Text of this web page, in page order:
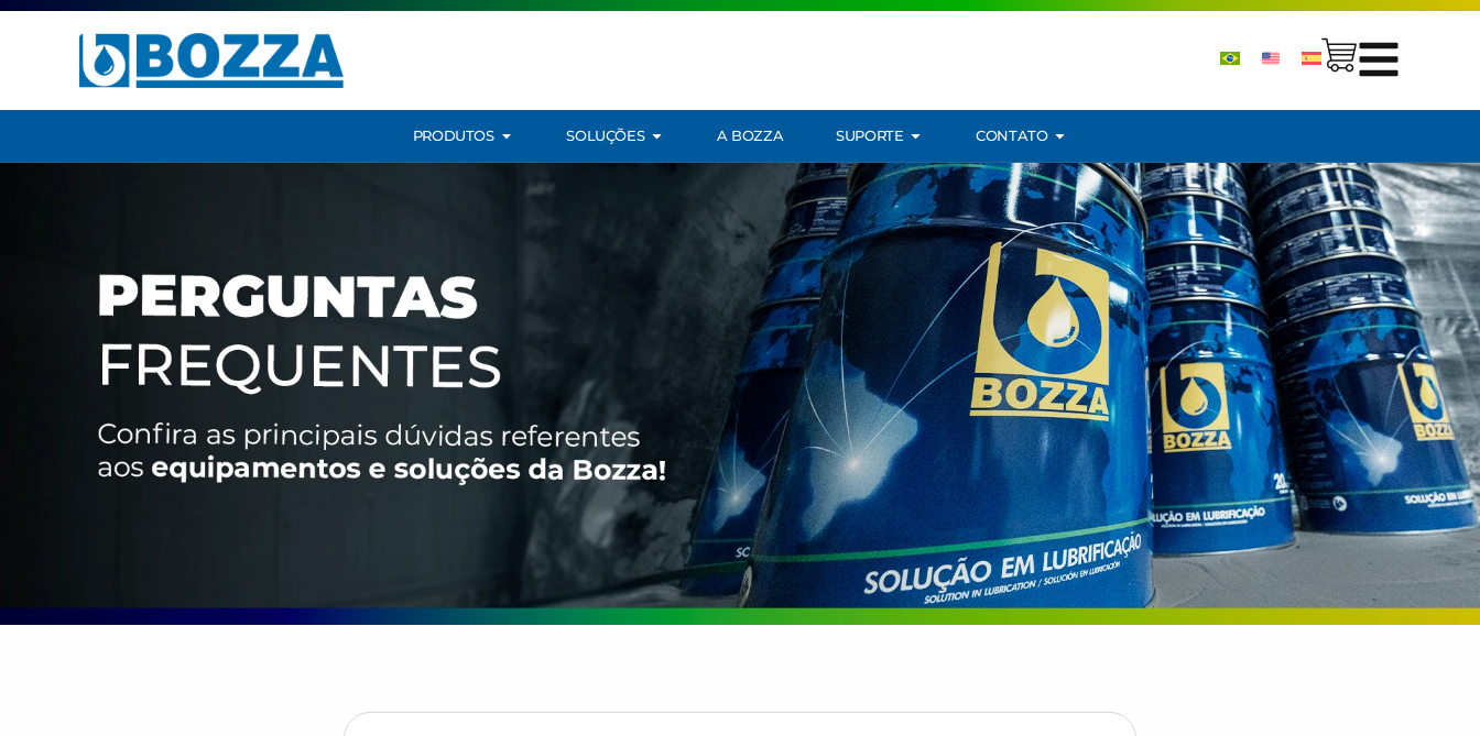
PRODUTOS SOLUÇÕES A BOZZA SUPORTE CONTATO